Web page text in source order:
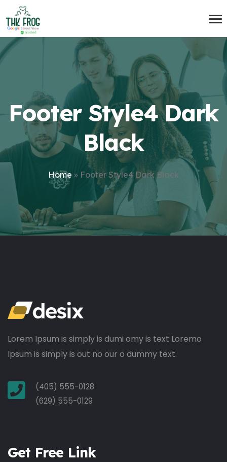
Footer Style4 Dark
Black
Home » Footer Style4 Dark Black
Lorem Ipsum is simply is dumi omy is text Loremo
Ipsum is simply is out no our o dummy text.
(405) 555-0128
(629) 555-0129
Get Free Link